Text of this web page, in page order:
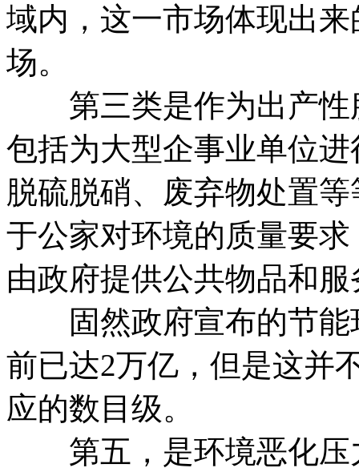
域内，这一市场体现出
场。
第三类是作为出产性
包括为大型企事业单位
脱硫脱硝、废弃物处置
于公家对环境的质量要
由政府提供公共物品和服
固然政府宣布的节能
前已达2万亿，但是这并
应的数目级。
第五，是环境恶化压